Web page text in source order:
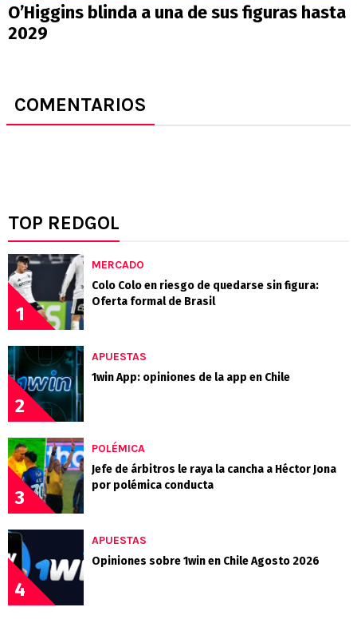
O’Higgins blinda a una de sus figuras hasta
2029
COMENTARIOS
TOP REDGOL
1
MERCADO
Colo Colo en riesgo de quedarse sin figura:
Oferta formal de Brasil
2
APUESTAS
1win App: opiniones de la app en Chile
3
POLÉMICA
Jefe de árbitros le raya la cancha a Héctor Jona
por polémica conducta
4
APUESTAS
Opiniones sobre 1win en Chile Agosto 2026